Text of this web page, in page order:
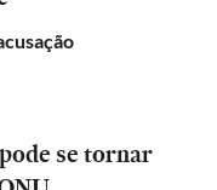
se tornar